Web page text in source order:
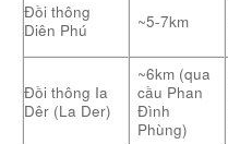
Đồi thông
Diên Phú
~5-7km
Đồi thông Ia
Dêr (La Der)
~6km (qua
cầu Phan
Đình
Phùng)